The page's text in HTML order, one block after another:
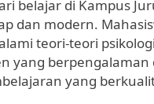
belajar di Kampus
dan modern.
teori-teori
yang
yang